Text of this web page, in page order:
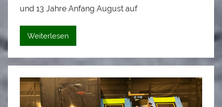
S
a
d
und 13 Jahre Anfang August auf
Weiterlesen